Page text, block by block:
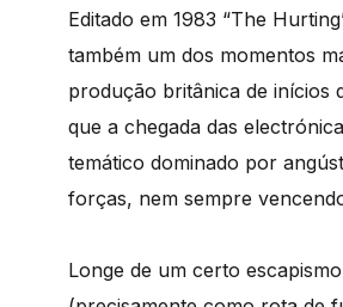
Editado em 1983 “The
também um dos momentos
produção britânica de inícios
que a chegada das
temático dominado por
forças, nem sempre
Longe de um certo